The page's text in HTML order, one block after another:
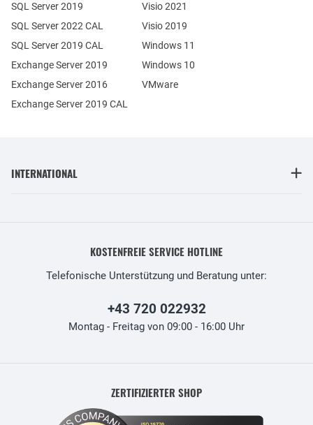
Exchange Server 2019
Exchange Server 2016
SQL Server 2019
SQL Server 2022 CAL
SQL Server 2019 CAL
Exchange Server 2019 CAL
Visio 2021
Visio 2019
Windows 11
Windows 10
VMware
INTERNATIONAL
KOSTENFREIE SERVICE HOTLINE
Telefonische Unterstützung und Beratung unter:
+43 720 022932
Montag - Freitag von 09:00 - 16:00 Uhr
ZERTIFIZIERTER SHOP